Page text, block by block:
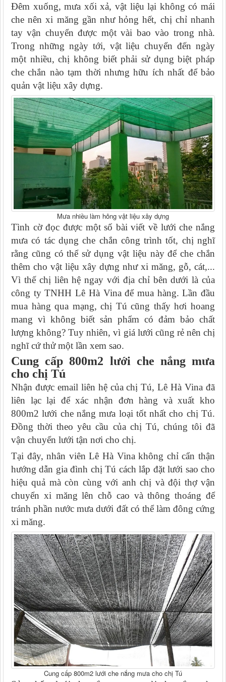
Đêm xuống, mưa xối xả, vật liệu lại không có mái
che nên xi măng gần như hỏng hết, chị chỉ nhanh
tay vận chuyển được một vài bao vào trong nhà.
Trong những ngày tới, vật liệu chuyển đến ngày
một nhiều, chị không biết phải sử dụng biệt pháp
che chắn nào tạm thời nhưng hữu ích nhất để bảo
quản vật liệu xây dựng.
Mưa nhiều làm hỏng vật liệu xây dựng
Tình cờ đọc được một số bài viết về lưới che nắng
mưa có tác dụng che chắn công trình tốt, chị nghĩ
rằng cũng có thể sử dụng vật liệu này để che chắn
thêm cho vật liệu xây dựng như xi măng, gỗ, cát,...
Vì thế chị liên hệ ngay với địa chỉ bên dưới là của
công ty TNHH Lê Hà Vina để mua hàng. Lần đầu
mua hàng qua mạng, chị Tú cũng thấy hơi hoang
mang vì không biết sản phẩm có đảm bảo chất
lượng không? Tuy nhiên, vì giá lưới cũng rẻ nên chị
nghĩ cứ thử một lần xem sao.
Cung cấp 800m2 lưới che nắng mưa
cho chị Tú
Nhận được email liên hệ của chị Tú, Lê Hà Vina đã
liên lạc lại để xác nhận đơn hàng và xuất kho
800m2 lưới che nắng mưa loại tốt nhất cho chị Tú.
Đồng thời theo yêu cầu của chị Tú, chúng tôi đã
vận chuyển lưới tận nơi cho chị.
Tại đây, nhân viên Lê Hà Vina không chỉ cẩn thận
hướng dẫn gia đình chị Tú cách lắp đặt lưới sao cho
hiệu quả mà còn cùng với anh chị và đội thợ vận
chuyển xi măng lên chỗ cao và thông thoáng để
tránh phần nước mưa dưới đất có thể làm đông cứng
xi măng.
Cung cấp 800m2 lưới che nắng mưa cho chị Tú